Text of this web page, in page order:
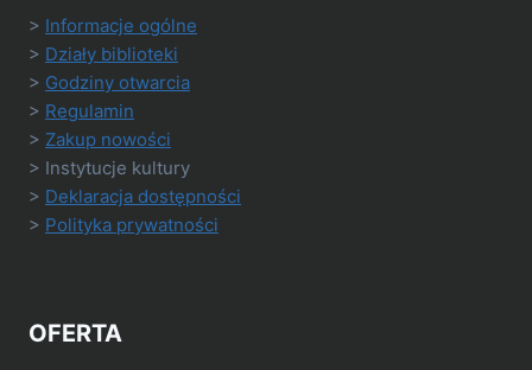
> Informacje ogólne
> Działy biblioteki
> Godziny otwarcia
> Regulamin
> Zakup nowości
> Instytucje kultury
> Deklaracja dostępności
> Polityka prywatności
OFERTA